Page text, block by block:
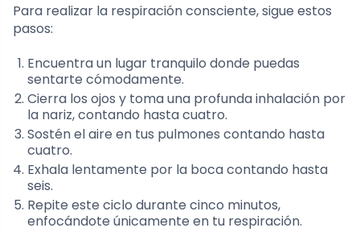
Para realizar la respiración consciente, sigue estos
pasos:
Encuentra un lugar tranquilo donde puedas
sentarte cómodamente.
Cierra los ojos y toma una profunda inhalación por
la nariz, contando hasta cuatro.
Sostén el aire en tus pulmones contando hasta
cuatro.
Exhala lentamente por la boca contando hasta
seis.
Repite este ciclo durante cinco minutos,
enfocándote únicamente en tu respiración.